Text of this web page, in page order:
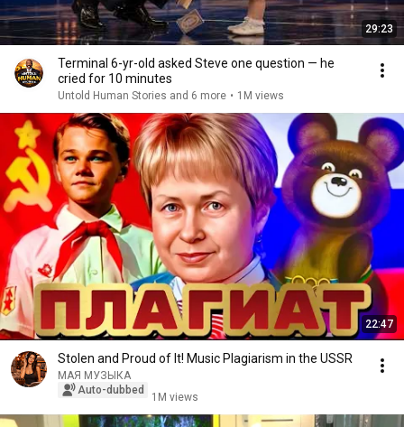
29:23
Terminal 6-yr-old asked Steve one question — he
cried for 10 minutes
Untold Human Stories and 6 more • 1M views
22:47
Stolen and Proud of It! Music Plagiarism in the USSR
МАЯ МУЗЫКА
Auto-dubbed
1M views